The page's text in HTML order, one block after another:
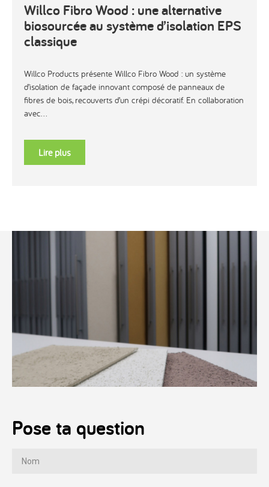
Willco Fibro Wood : une alternative
biosourcée au système d’isolation EPS
classique
Willco Products présente Willco Fibro Wood : un système
d’isolation de façade innovant composé de panneaux de
fibres de bois, recouverts d’un crépi décoratif. En collaboration
avec...
Lire plus
Pose ta question